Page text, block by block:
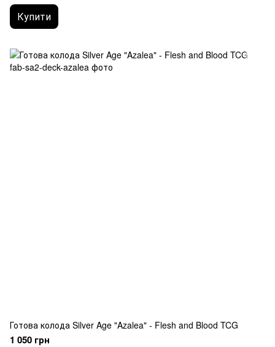
Купити
Готова колода Silver Age "Azalea" - Flesh and Blood TCG
1 050 грн